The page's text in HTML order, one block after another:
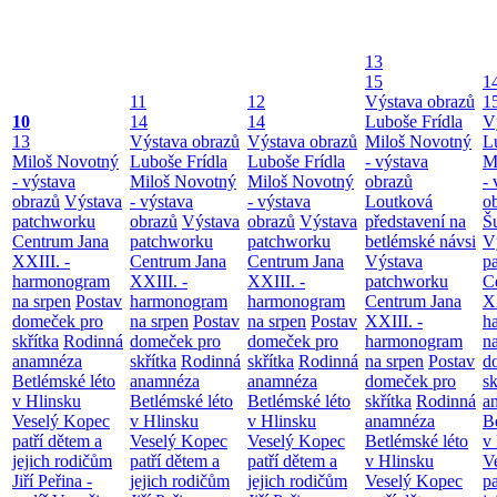
10
13
Miloš Novotný
- výstava
obrazů Výstava
patchworku
Centrum Jana
XXIII. -
harmonogram
na srpen Postav
domeček pro
skřítka Rodinná
anamnéza
Betlémské léto
v Hlinsku
Veselý Kopec
patří dětem a
jejich rodičům
Jiří Peřina -
11
14
Výstava obrazů
Luboše Frídla
Miloš Novotný
- výstava
obrazů Výstava
patchworku
Centrum Jana
XXIII. -
harmonogram
na srpen Postav
domeček pro
skřítka Rodinná
anamnéza
Betlémské léto
v Hlinsku
Veselý Kopec
patří dětem a
jejich rodičům
12
14
Výstava obrazů
Luboše Frídla
Miloš Novotný
- výstava
obrazů Výstava
patchworku
Centrum Jana
XXIII. -
harmonogram
na srpen Postav
domeček pro
skřítka Rodinná
anamnéza
Betlémské léto
v Hlinsku
Veselý Kopec
patří dětem a
jejich rodičům
13
15
Výstava obrazů
Luboše Frídla
Miloš Novotný
- výstava
obrazů
Loutková
představení na
betlémské návsi
Výstava
patchworku
Centrum Jana
XXIII. -
harmonogram
na srpen Postav
domeček pro
skřítka Rodinná
anamnéza
Betlémské léto
v Hlinsku
Veselý Kopec
-
v